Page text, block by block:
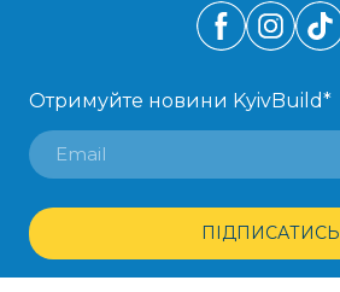
Отримуйте новини KyivBuild*
ПІДПИСАТИСЬ